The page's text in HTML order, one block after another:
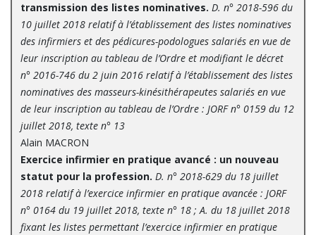
transmission des listes nominatives. D. n° 2018-596 du
10 juillet 2018 relatif à l’établissement des listes nominatives
des infirmiers et des pédicures-podologues salariés en vue de
leur inscription au tableau de l’Ordre et modifiant le décret
n° 2016-746 du 2 juin 2016 relatif à l’établissement des listes
nominatives des masseurs-kinésithérapeutes salariés en vue
de leur inscription au tableau de l’Ordre : JORF n° 0159 du 12
juillet 2018, texte n° 13
Alain MACRON
Exercice infirmier en pratique avancé : un nouveau
statut pour la profession. D. n° 2018-629 du 18 juillet
2018 relatif à l’exercice infirmier en pratique avancée : JORF
n° 0164 du 19 juillet 2018, texte n° 18 ; A. du 18 juillet 2018
fixant les listes permettant l’exercice infirmier en pratique